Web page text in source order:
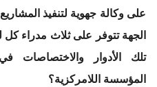
على وكالة جهوية لتنفيذ
الجهة تتوفر على ثلاث مدراء
تلك الأدوار والاختصاصات
المؤسسة اللامركزية؟